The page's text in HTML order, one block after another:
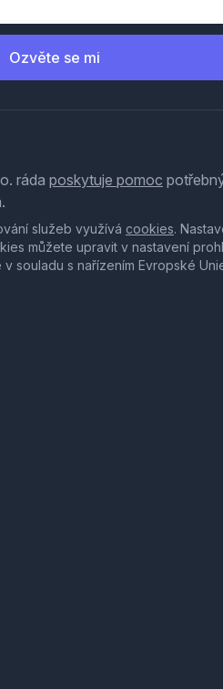
Ozvěte se mi
ráda poskytuje pomoc
služeb využívá cookies.
můžete upravit v nastavení
souladu s nařízením Evropské